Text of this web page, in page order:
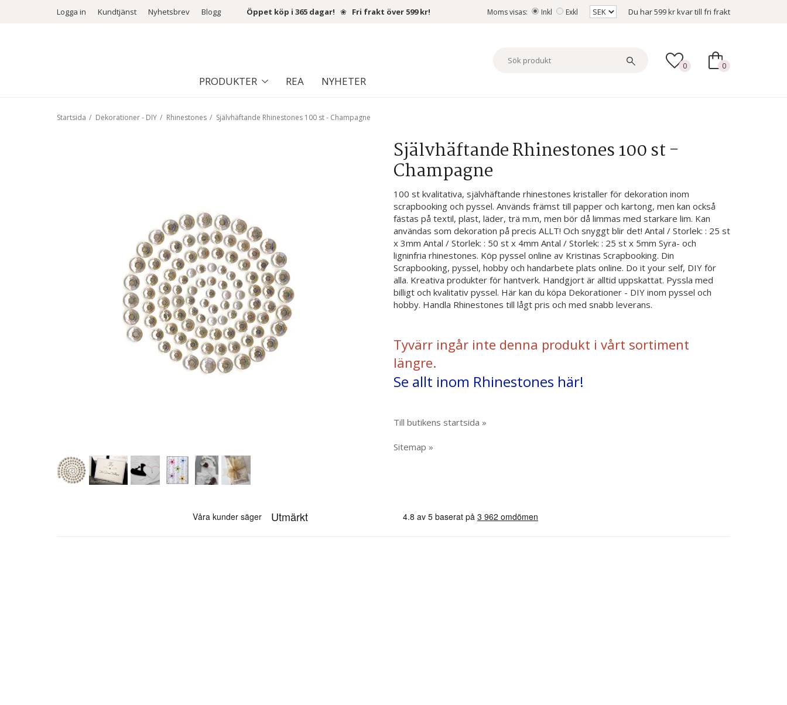
Logga in Kundtjänst Nyhetsbrev Blogg Öppet köp i 365 dagar! ❀ Fri frakt över 599 kr! Moms visas: Inkl Exkl Du har599 krkvar till fri frakt
PRODUKTER REA NYHETER
0 0
Startsida / Dekorationer - DIY / Rhinestones / Självhäftande Rhinestones 100 st - Champagne
Självhäftande Rhinestones 100 st -
Champagne
100 st kvalitativa, självhäftande rhinestones kristaller för dekoration inom
scrapbooking och pyssel. Används främst till papper och kartong, men kan också
fästas på textil, plast, läder, trä m.m, men bör då limmas med starkare lim. Kan
användas som dekoration på precis ALLT! Och snyggt blir det! Antal / Storlek: : 25 st
x 3mm Antal / Storlek: : 50 st x 4mm Antal / Storlek: : 25 st x 5mm Syra- och
ligninfria rhinestones. Köp pyssel online av Kristinas Scrapbooking. Din
Scrapbooking, pyssel, hobby och handarbete plats online. Do it your self, DIY för
alla. Kreativa produkter för hantverk. Handgjort är alltid uppskattat. Pyssla med
billigt och kvalitativ pyssel. Här kan du köpa Dekorationer - DIY inom pyssel och
hobby. Handla Rhinestones till lågt pris och med snabb leverans.
Tyvärr ingår inte denna produkt i vårt sortiment
längre.
Se allt inom Rhinestones här!
Till butikens startsida »
Sitemap »